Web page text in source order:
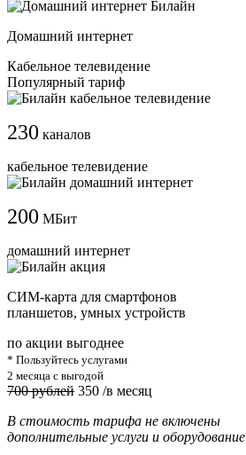
Домашний интернет
Кабельное телевидение
Популярный тариф
230 каналов
кабельное телевидение
200 МБит
домашний интернет
СИМ-карта для смартфонов
планшетов, умных устройств
по акции выгоднее
* Пользуйтесь услугами
2 месяца с выгодой
700 рублей 350 /в месяц
В стоимость тарифа не включены
дополнительные услуги и оборудование